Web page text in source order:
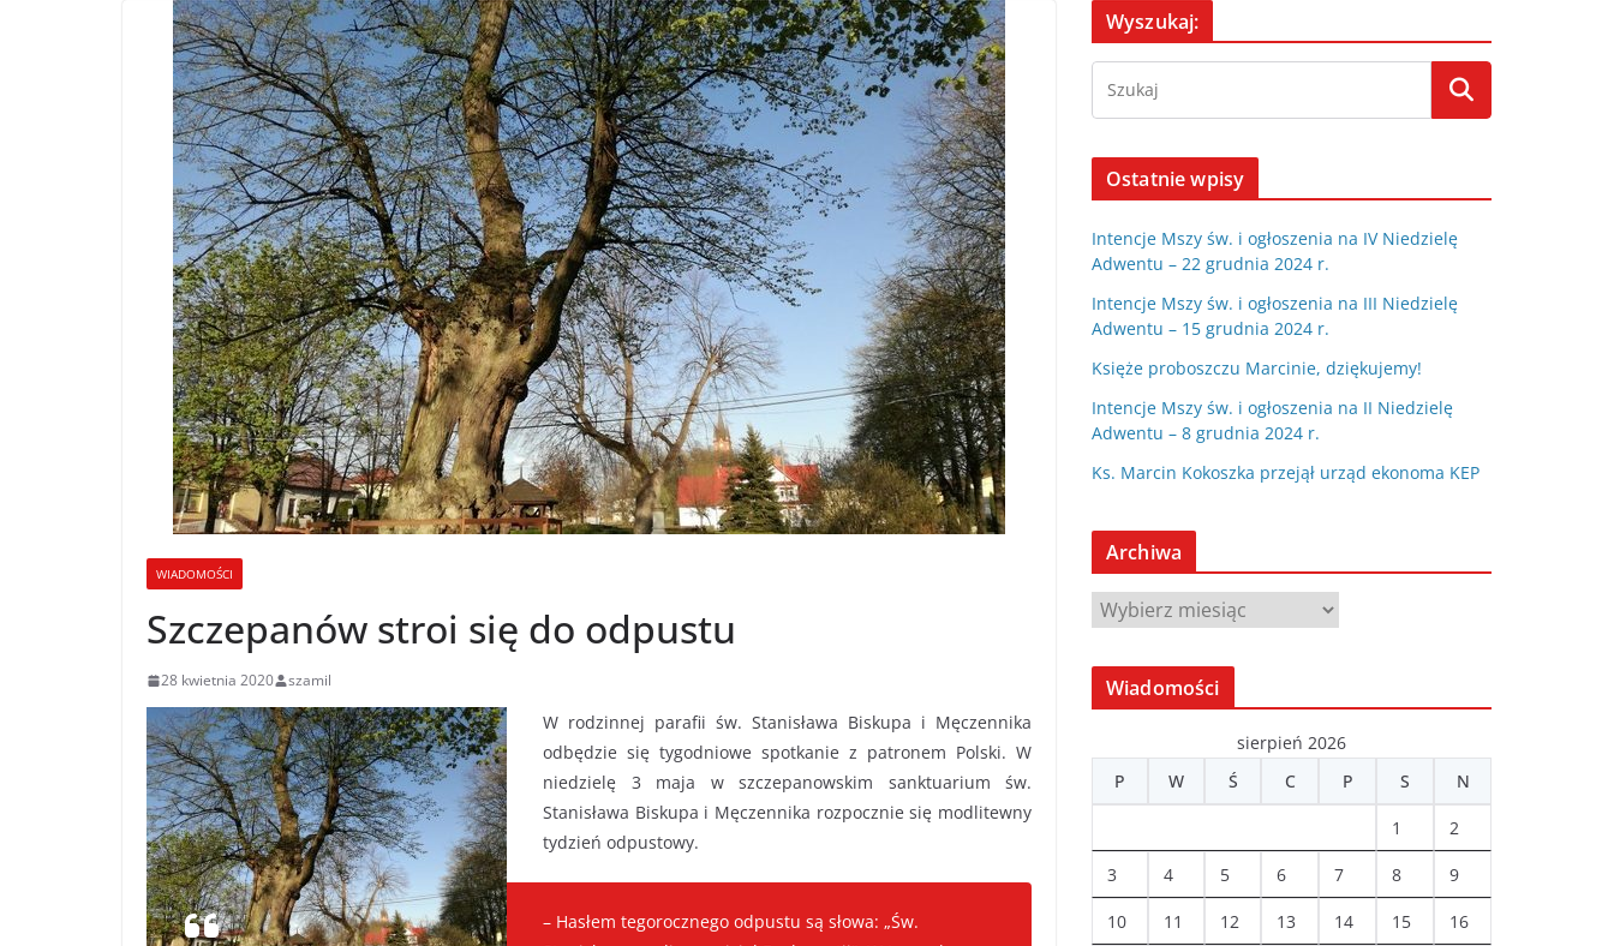
WIADOMOŚCI
Szczepanów stroi się do odpustu
28 kwietnia 2020 szamil
W rodzinnej parafii św. Stanisława Biskupa i Męczennika
odbędzie się tygodniowe spotkanie z patronem Polski. W
niedzielę 3 maja w szczepanowskim sanktuarium św.
Stanisława Biskupa i Męczennika rozpocznie się modlitewny
tydzień odpustowy.
– Hasłem tegorocznego odpustu są słowa: „Św.
Wyszukaj:
Ostatnie wpisy
Intencje Mszy św. i ogłoszenia na IV Niedzielę
Adwentu – 22 grudnia 2024 r.
Intencje Mszy św. i ogłoszenia na III Niedzielę
Adwentu – 15 grudnia 2024 r.
Księże proboszczu Marcinie, dziękujemy!
Intencje Mszy św. i ogłoszenia na II Niedzielę
Adwentu – 8 grudnia 2024 r.
Ks. Marcin Kokoszka przejął urząd ekonoma KEP
Archiwa
A
r
c
w
Wiadomości
sierpień 2026
P
W Ś C P S N
1 2
3 4 5 6 7 8 9
10 11 12 13 14 15 16